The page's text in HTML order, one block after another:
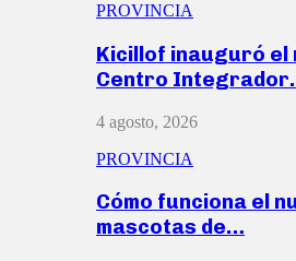
PROVINCIA
Kicillof inauguró el
Centro
4 agosto, 2026
PROVINCIA
Cómo funciona el
mascotas de…